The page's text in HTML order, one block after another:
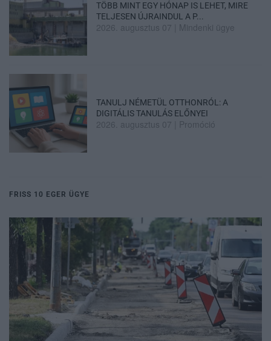
TÖBB MINT EGY HÓNAP IS LEHET, MIRE
TELJESEN ÚJRAINDUL A P...
2026. augusztus 07 Mindenki ügye
TANULJ NÉMETÜL OTTHONRÓL: A
DIGITÁLIS TANULÁS ELŐNYEI
2026. augusztus 07 Promóció
FRISS 10 EGER ÜGYE